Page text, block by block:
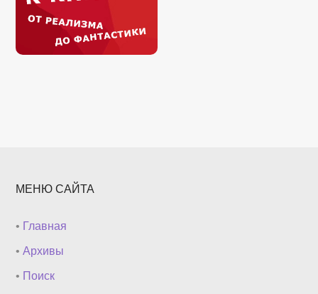
МЕНЮ САЙТА
• Главная
•Архивы
• Поиск